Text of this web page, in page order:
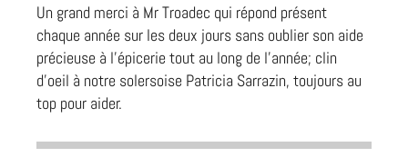
Un grand merci à Mr Troadec qui répond présent
chaque année sur les deux jours sans oublier son aide
précieuse à l’épicerie tout au long de l’année; clin
d’oeil à notre solersoise Patricia Sarrazin, toujours au
top pour aider.